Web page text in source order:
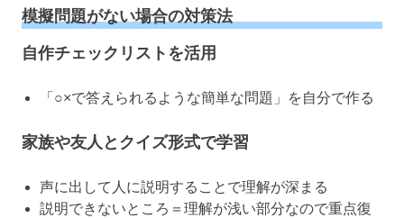
模擬問題がない場合の対策法
自作チェックリストを活用
「○×で答えられるような簡単な問題」を自分で作る
家族や友人とクイズ形式で学習
声に出して人に説明することで理解が深まる
説明できないところ＝理解が浅い部分なので重点復